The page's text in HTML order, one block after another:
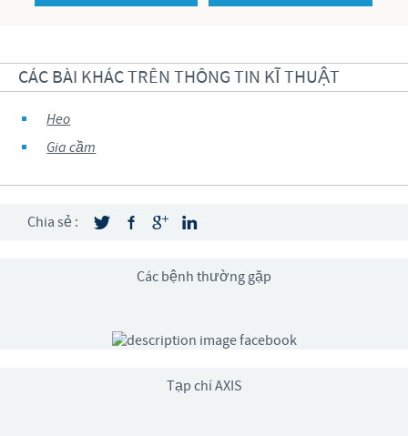
CÁC BÀI KHÁC TRÊN THÔNG TIN KĨ THUẬT
Heo
Gia cầm
Chia sẻ :
Các bệnh thường gặp
Tạp chí AXIS